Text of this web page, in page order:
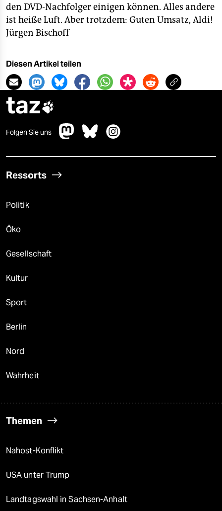
den DVD-Nachfolger einigen können. Alles andere
ist heiße Luft. Aber trotzdem: Guten Umsatz, Aldi!
Jürgen Bischoff
Diesen Artikel teilen
taz
Folgen Sie uns
Ressorts
Politik
Öko
Gesellschaft
Kultur
Sport
Berlin
Nord
Wahrheit
Themen
Nahost-Konflikt
USA unter Trump
Landtagswahl in Sachsen-Anhalt